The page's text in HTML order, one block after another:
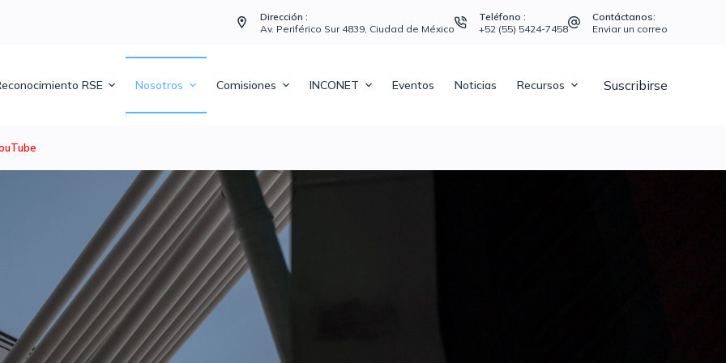
Dirección :
Av. Periférico Sur 4839, Ciudad de México
Teléfono :
+52 (55) 5424-7458
Contáctanos:
Enviar un correo
RSE Nosotros Comisiones INCONET Eventos Noticias Recursos Suscribirse